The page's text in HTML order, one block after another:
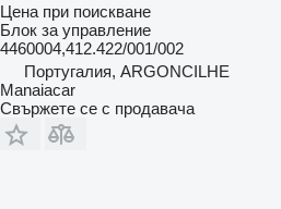
Цена при поискване
Блок за управление
4460004,412.422/001/002
Португалия, ARGONCILHE
Manaiacar
Свържете се с продавача